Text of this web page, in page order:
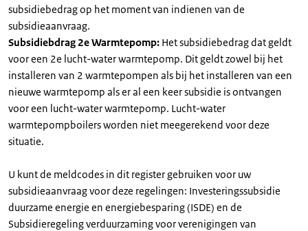
subsidiebedrag op het moment van indienen van de
subsidieaanvraag.
Subsidiebdrag 2e Warmtepomp: Het subsidiebedrag dat geldt
voor een 2e lucht-water warmtepomp. Dit geldt zowel bij het
installeren van 2 warmtepompen als bij het installeren van een
nieuwe warmtepomp als er al een keer subsidie is ontvangen
voor een lucht-water warmtepomp. Lucht-water
warmtepompboilers worden niet meegerekend voor deze
situatie.
U kunt de meldcodes in dit register gebruiken voor uw
subsidieaanvraag voor deze regelingen: Investeringssubsidie
duurzame energie en energiebesparing (ISDE) en de
Subsidieregeling verduurzaming voor verenigingen van